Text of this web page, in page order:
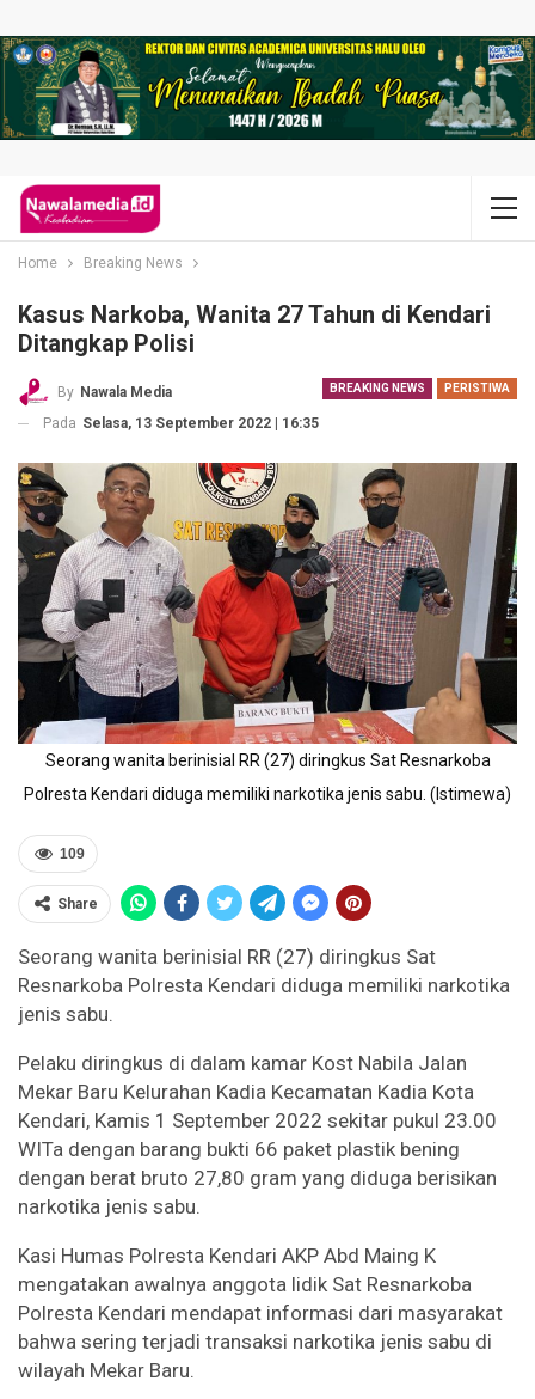
Home Breaking News
Kasus Narkoba, Wanita 27 Tahun di Kendari
Ditangkap Polisi
BREAKING NEWS PERISTIWA
By Nawala Media
Pada Selasa, 13 September 2022 | 16:35
Seorang wanita berinisial RR (27) diringkus Sat Resnarkoba
Polresta Kendari diduga memiliki narkotika jenis sabu. (Istimewa)
109
Share
Seorang wanita berinisial RR (27) diringkus Sat
Resnarkoba Polresta Kendari diduga memiliki narkotika
jenis sabu.
Pelaku diringkus di dalam kamar Kost Nabila Jalan
Mekar Baru Kelurahan Kadia Kecamatan Kadia Kota
Kendari, Kamis 1 September 2022 sekitar pukul 23.00
WITa dengan barang bukti 66 paket plastik bening
dengan berat bruto 27,80 gram yang diduga berisikan
narkotika jenis sabu.
Kasi Humas Polresta Kendari AKP Abd Maing K
mengatakan awalnya anggota lidik Sat Resnarkoba
Polresta Kendari mendapat informasi dari masyarakat
bahwa sering terjadi transaksi narkotika jenis sabu di
wilayah Mekar Baru.